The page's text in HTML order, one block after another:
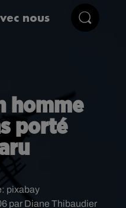
nous
homme
porté
par Diane Thibaudier
pixabay